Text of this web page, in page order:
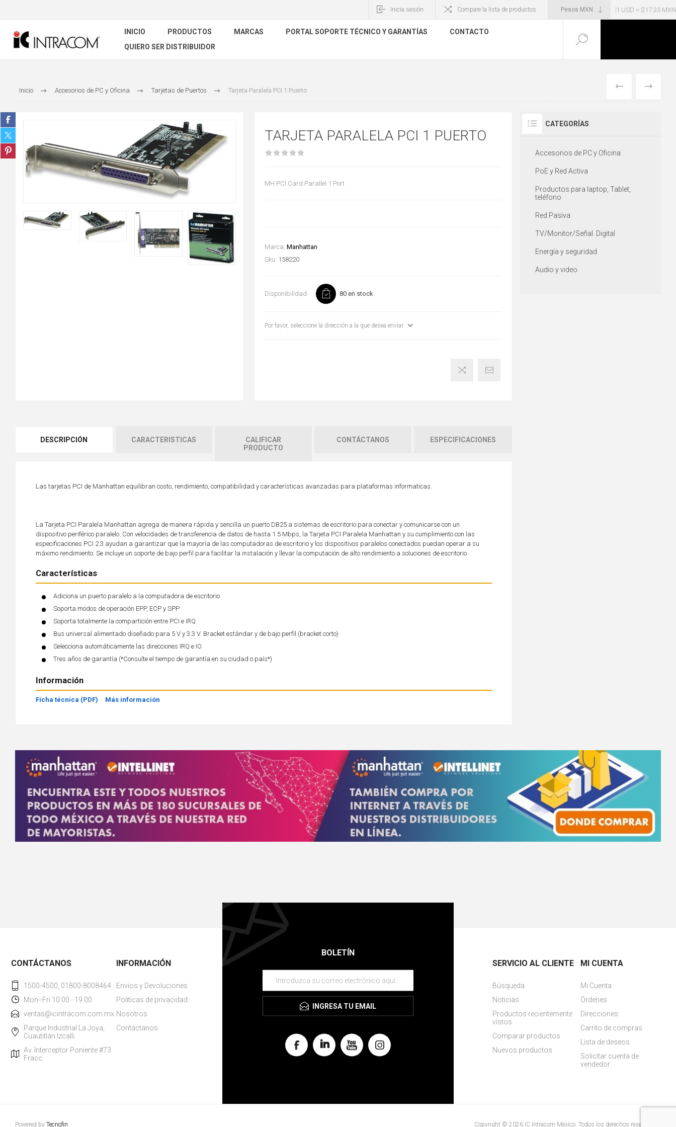
1 USD = $17.35 MXN
Inicia sesión Compare la lista de productos
INICIO PRODUCTOS MARCAS PORTAL SOPORTE TÉCNICO Y GARANTÍAS
CONTACTO
QUIERO SER DISTRIBUIDOR
Inicio Accesorios de PC y Oficina Tarjetas de Puertos Tarjeta Paralela PCI 1 Puerto ANTERIOR
TARJETA PARALELA PCI 1 PUERTO
MH PCI Card Parallel 1 Port
Marca: Manhattan
Sku: 158220
Disponibilidad: 80 en stock
Por favor, seleccione la dirección a la que desea enviar
DESCRIPCIÓN CARACTERISTICAS
CALIFICAR
PRODUCTO
CONTÁCTANOS ESPECIFICACIONES
Las tarjetas PCI de Manhattan equilibran costo, rendimiento, compatibilidad y características avanzadas para plataformas informaticas.
La Tarjeta PCI Paralela Manhattan agrega de manera rápida y sencilla un puerto DB25 a sistemas de escritorio para conectar y comunicarse con un
dispositivo periférico paralelo. Con velocidades de transferencia de datos de hasta 1.5 Mbps, la Tarjeta PCI Paralela Manhattan y su cumplimiento con las
especificaciones PCI 2.3 ayudan a garantizar que la mayoría de las computadoras de escritorio y los dispositivos paralelos conectados puedan operar a su
máximo rendimiento. Se incluye un soporte de bajo perfil para facilitar la instalación y llevar la computación de alto rendimiento a soluciones de escritorio.
Características
Adiciona un puerto paralelo a la computadora de escritorio
Soporta modos de operación EPP, ECP y SPP
Soporta totalmente la compartición entre PCI e IRQ
Bus universal alimentado diseñado para 5 V y 3.3 V. Bracket estándar y de bajo perfil (bracket corto)
Selecciona automáticamente las direcciones IRQ e IO
Tres años de garantía (*Consulte el tiempo de garantía en su ciudad o país*)
Información
Ficha técnica (PDF) Más información
CATEGORÍAS
Accesorios de PC y Oficina
PoE y Red Activa
Productos para laptop, Tablet,
teléfono
Red Pasiva
TV/Monitor/Señal. Digital
Energía y seguridad
Audio y video
BOLETÍN
INGRESA TU EMAIL
CONTÁCTANOS
1500-4500, 01800-8008464
Mon--Fri 10:00 - 19:00
ventas@icintracom.com.mx
Parque Industrial La Joya,
Cuautitlán Izcalli
Av. Interceptor Poniente #73
Fracc.
INFORMACIÓN
Envios y Devoluciones
Politicas de privacidad.
Nosotros
Contáctanos
SERVICIO AL CLIENTE
Búsqueda
Noticias
Productos recientemente
vistos
Comparar productos
Nuevos productos
MI CUENTA
Mi Cuenta
Órdenes
Direcciones
Carrito de compras
Lista de deseos
Solicitar cuenta de
vendedor
Powered by Tecnofin Copyright © 2026 IC Intracom México. Todos los derechos reservados.